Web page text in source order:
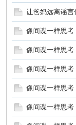
让爸妈远离谣言
像间谍一样思考
像间谍一样思考
像间谍一样思考
像间谍一样思考
像间谍一样思考